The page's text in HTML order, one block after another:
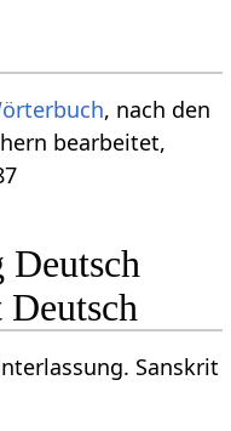
, nach den
bearbeitet,
Deutsch
Sanskrit